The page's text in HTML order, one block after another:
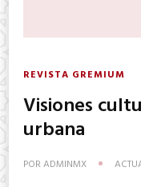
REVISTA GREMIUM
Visiones
urbana
POR ADMINMX